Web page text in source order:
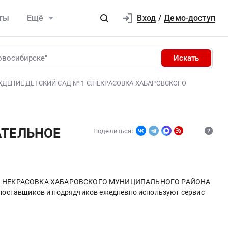
Ещё Вход / Демо-доступ
Искать
ДЕТСКИЙ САД № 1 С.НЕКРАСОВКА ХАБАРОВСКОГО
Поделиться:
ХАБАРОВСКОГО МУНИЦИПАЛЬНОГО РАЙОНА
и подрядчиков ежедневно используют сервис